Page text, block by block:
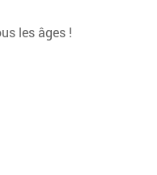
les âges !